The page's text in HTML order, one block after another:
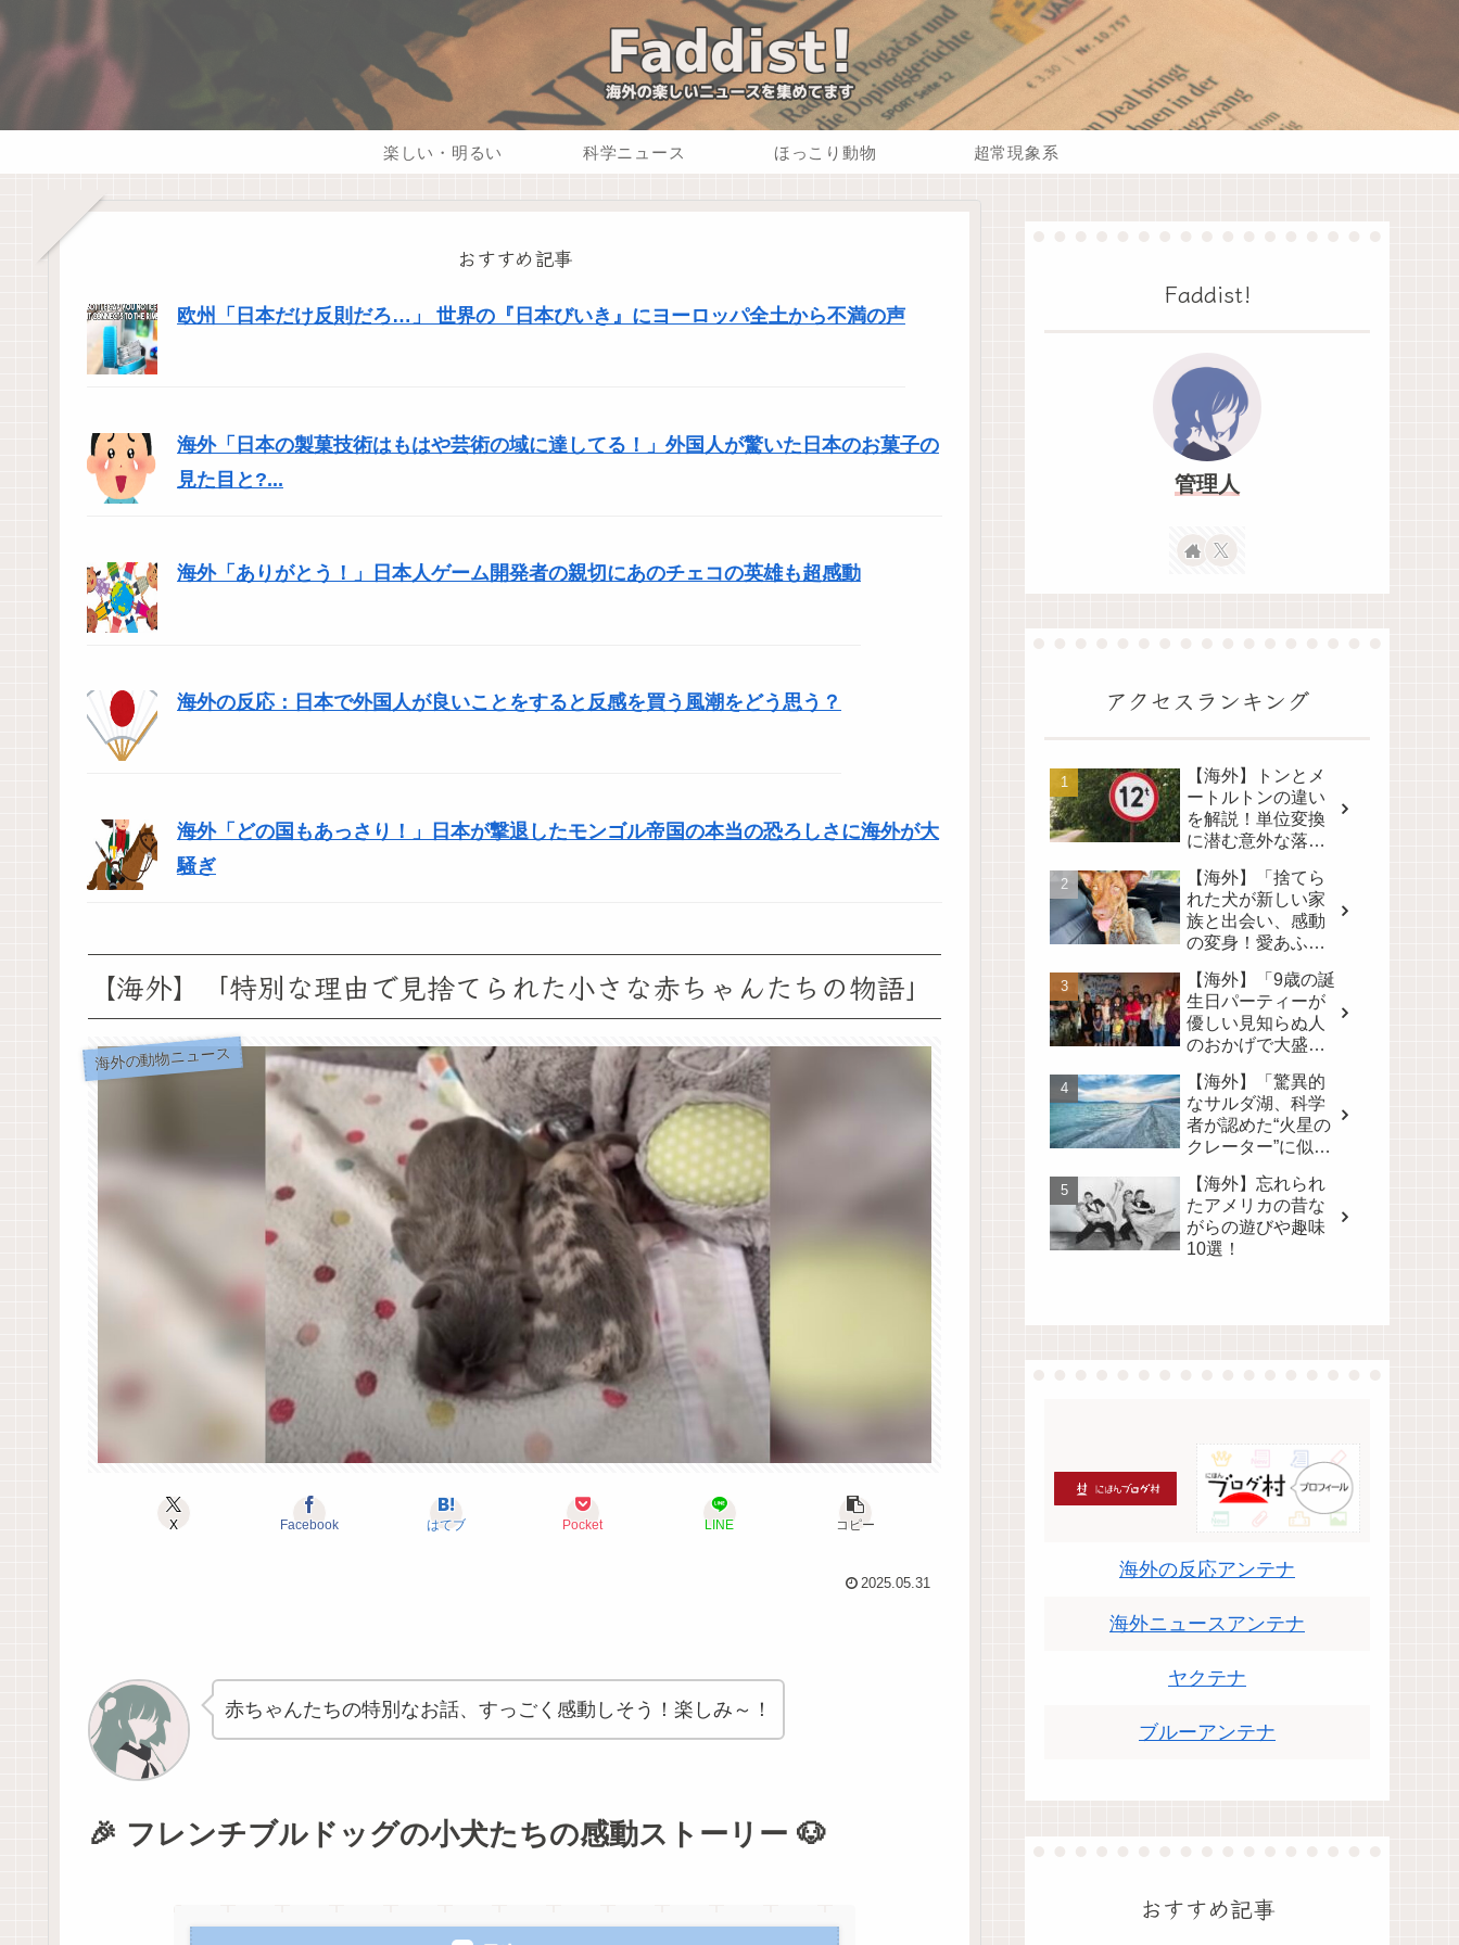
楽しい・明るい 科学ニュース ほっこり動物 超常現象系
おすすめ記事
欧州「日本だけ反則だろ…」 世界の『日本びいき』にヨーロッパ全土から不満の声
海外「日本の製菓技術はもはや芸術の域に達してる！」外国人が驚いた日本のお菓子の
見た目と?...
海外「ありがとう！」日本人ゲーム開発者の親切にあのチェコの英雄も超感動
海外の反応：日本で外国人が良いことをすると反感を買う風潮をどう思う？
海外「どの国もあっさり！」日本が撃退したモンゴル帝国の本当の恐ろしさに海外が大
騒ぎ
【海外】「特別な理由で見捨てられた小さな赤ちゃんたちの物語」
海外の動物ニュース
X Facebook はてブ Pocket LINE コピー
2025.05.31
赤ちゃんたちの特別なお話、すっごく感動しそう！楽しみ～！
🎉 フレンチブルドッグの小犬たちの感動ストーリー 🐶
Faddist!
管理人
アクセスランキング
【海外】トンとメ
ートルトンの違い
を解説！単位変換
に潜む意外な落と
【海外】「捨てら
れた犬が新しい家
族と出会い、感動
の変身！愛あふれ
いで💖」
【海外】「9歳の誕
生日パーティーが
優しい見知らぬ人
のおかげで大盛況
ライズの裏側」
【海外】「驚異的
なサルダ湖、科学
者が認めた“火星の
クレーター”に似た
所」
【海外】忘れられ
たアメリカの昔な
がらの遊びや趣味
10選！
海外の反応アンテナ
海外ニュースアンテナ
ヤクテナ
ブルーアンテナ
おすすめ記事